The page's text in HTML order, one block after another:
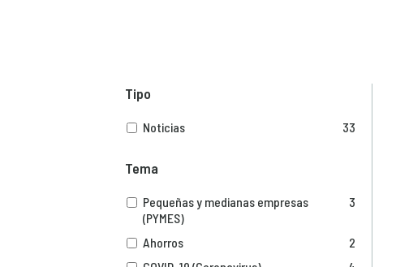
Tipo
Noticias 33
Tema
Pequeñas y medianas empresas
(PYMES)
3
Ahorros
2